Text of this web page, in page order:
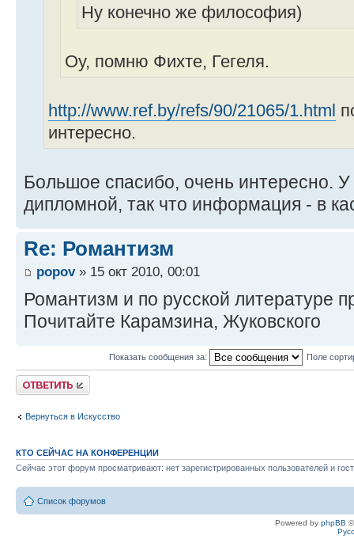
Ну конечно же философия)
Оу, помню Фихте, Гегеля.
http://www.ref.by/refs/90/21065/1.html
интересно.
Большое спасибо, очень интересно.
дипломной, так что информация - в
Re: Романтизм
popov» 15 окт 2010, 00:01
Романтизм и по русской литературе
Почитайте Карамзина, Жуковского
Показать сообщения за: Поле
Ответить
Вернуться в Искусство
КТО СЕЙЧАС НА КОНФЕРЕНЦИИ
Сейчас этот форум просматривают: нет зарегистрированных пользователей и
Список форумов
Powered by phpBB